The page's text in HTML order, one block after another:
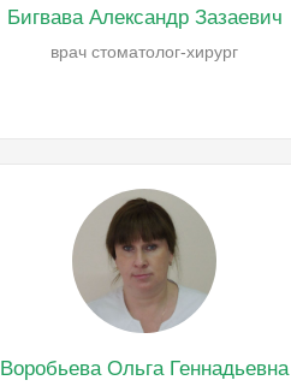
Бигвава Александр Зазаевич
врач стоматолог-хирург
Воробьева Ольга Геннадьевна